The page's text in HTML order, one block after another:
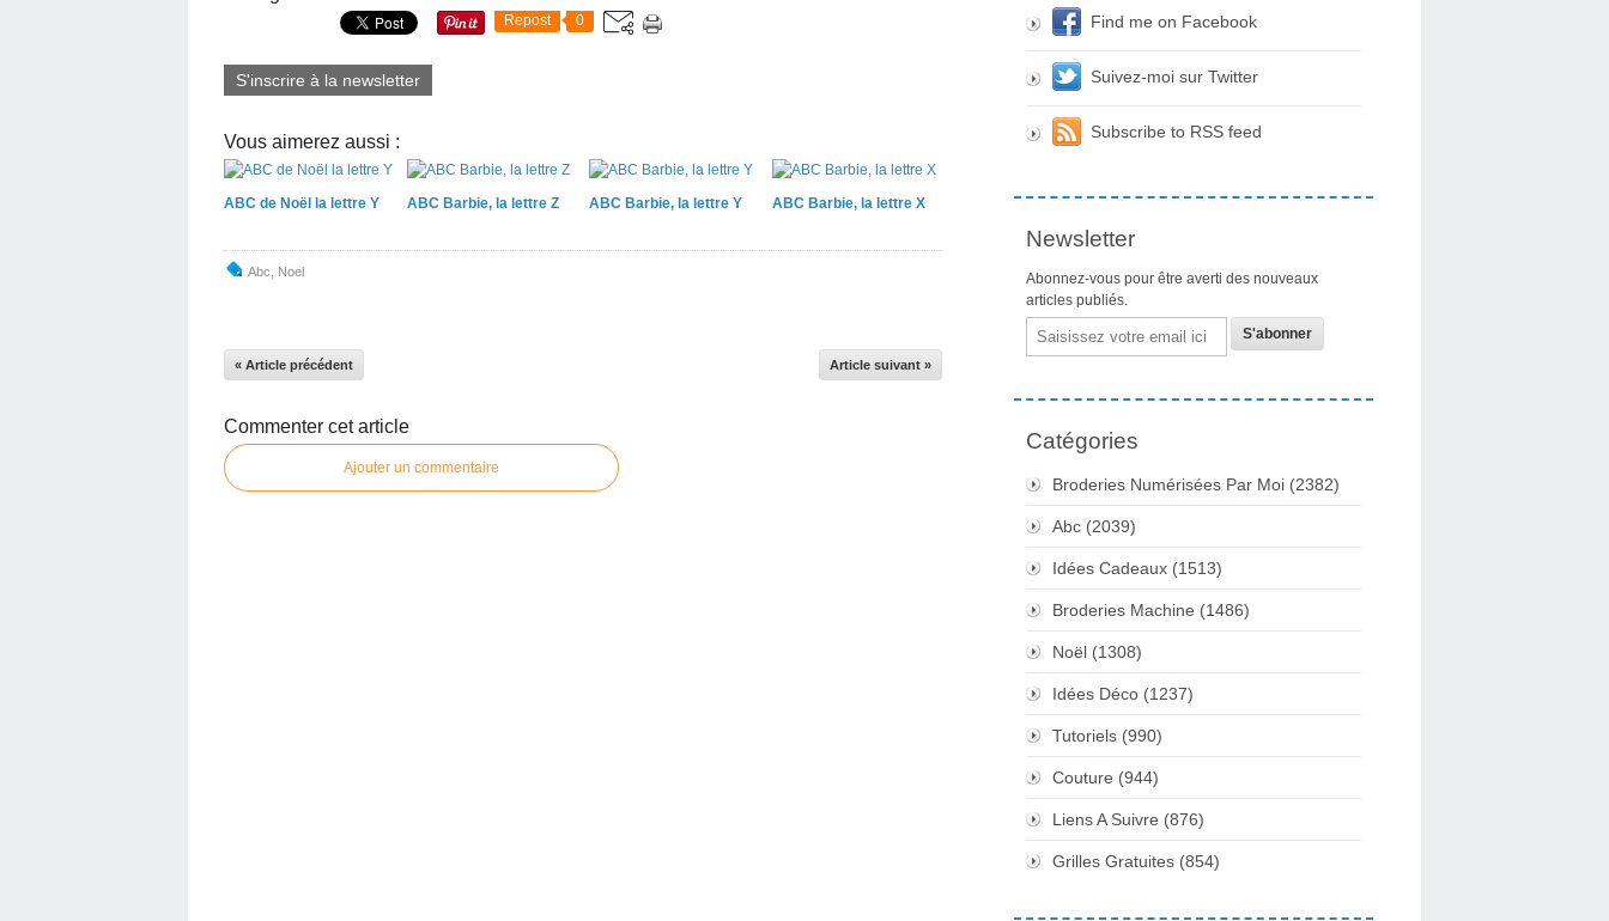
Repost 0
S'inscrire à la newsletter
Vous aimerez aussi :
ABC de Noël la lettre Y ABC Barbie, la lettre Z ABC Barbie, la lettre Y ABC Barbie, la lettre X
Abc Noel
« Article précédent Article suivant »
Commenter cet article
Ajouter un commentaire
Find me on Facebook
Suivez-moi sur Twitter
Subscribe to RSS feed
Newsletter
Abonnez-vous pour être averti des nouveaux
articles publiés.
Email
Catégories
Broderies Numérisées Par Moi (2382)
Abc (2039)
Idées Cadeaux (1513)
Broderies Machine (1486)
Noël (1308)
Idées Déco (1237)
Tutoriels (990)
Couture (944)
Liens A Suivre (876)
Grilles Gratuites (854)